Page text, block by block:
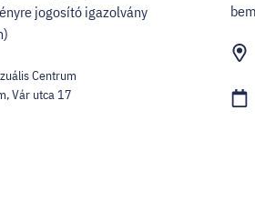
jogosító igazolvány
Centrum
Vár utca 17